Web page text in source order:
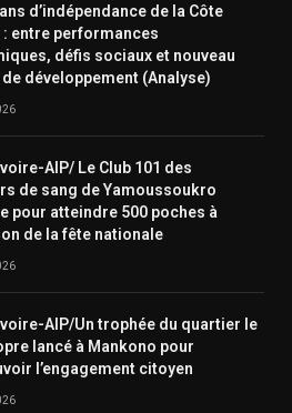
d’indépendance de la Côte
: entre performances
défis sociaux et nouveau
développement (Analyse)
AIP/ Le Club 101 des
de sang de Yamoussoukro
pour atteindre 500 poches à
de la fête nationale
AIP/Un trophée du quartier le
lancé à Mankono pour
l’engagement citoyen